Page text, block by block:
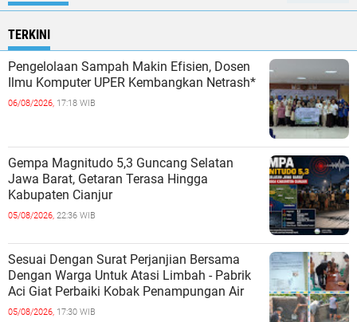
TERKINI
Pengelolaan Sampah Makin Efisien, Dosen
Ilmu Komputer UPER Kembangkan Netrash*
06/08/2026, 17:18 WIB
Gempa Magnitudo 5,3 Guncang Selatan
Jawa Barat, Getaran Terasa Hingga
Kabupaten Cianjur
05/08/2026, 22:36 WIB
Sesuai Dengan Surat Perjanjian Bersama
Dengan Warga Untuk Atasi Limbah - Pabrik
Aci Giat Perbaiki Kobak Penampungan Air
05/08/2026, 17:30 WIB